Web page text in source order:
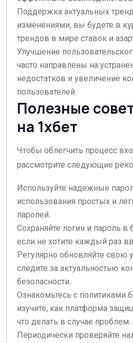
Поддержка актуальных
изменениями, вы будете в
трендов в мире ставок и
Улучшение
часто направлены на
недостатков и увеличение
пользователей.
Полезные
на 1хбет
Чтобы облегчить процесс
рассмотрите следующие
Используйте надежные
использования простых и
паролей.
Сохраняйте логин и пароль в
если не хотите каждый раз
Регулярно обновляйте свою
следите за актуальностью
безопасности.
Ознакомьтесь с политиками
изучите, как платформа
что делать в случае проблем.
Периодически проверяйте